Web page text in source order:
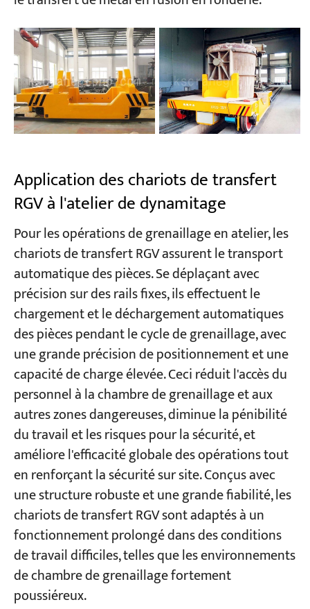
Application des chariots de transfert
RGV à l'atelier de dynamitage
Pour les opérations de grenaillage en atelier, les
chariots de transfert RGV assurent le transport
automatique des pièces. Se déplaçant avec
précision sur des rails fixes, ils effectuent le
chargement et le déchargement automatiques
des pièces pendant le cycle de grenaillage, avec
une grande précision de positionnement et une
capacité de charge élevée. Ceci réduit l'accès du
personnel à la chambre de grenaillage et aux
autres zones dangereuses, diminue la pénibilité
du travail et les risques pour la sécurité, et
améliore l'efficacité globale des opérations tout
en renforçant la sécurité sur site. Conçus avec
une structure robuste et une grande fiabilité, les
chariots de transfert RGV sont adaptés à un
fonctionnement prolongé dans des conditions
de travail difficiles, telles que les environnements
de chambre de grenaillage fortement
poussiéreux.